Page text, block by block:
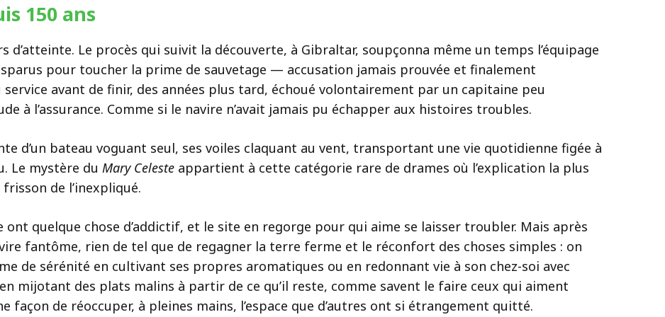
150 ans
d’atteinte. Le procès qui suivit la découverte, à Gibraltar, soupçonna même un temps l’équipage
pour toucher la prime de sauvetage — accusation jamais prouvée et finalement
avant de finir, des années plus tard, échoué volontairement par un capitaine peu
à l’assurance. Comme si le navire n’avait jamais pu échapper aux histoires troubles.
d’un bateau voguant seul, ses voiles claquant au vent, transportant une vie quotidienne figée à
Le mystère du Mary Celeste appartient à cette catégorie rare de drames où l’explication la plus
de l’inexpliqué.
ont quelque chose d’addictif, et le site en regorge pour qui aime se laisser troubler. Mais après
fantôme, rien de tel que de regagner la terre ferme et le réconfort des choses simples : on
de sérénité en cultivant ses propres aromatiques ou en redonnant vie à son chez-soi avec
mijotant des plats malins à partir de ce qu’il reste, comme savent le faire ceux qui aiment
façon de réoccuper, à pleines mains, l’espace que d’autres ont si étrangement quitté.